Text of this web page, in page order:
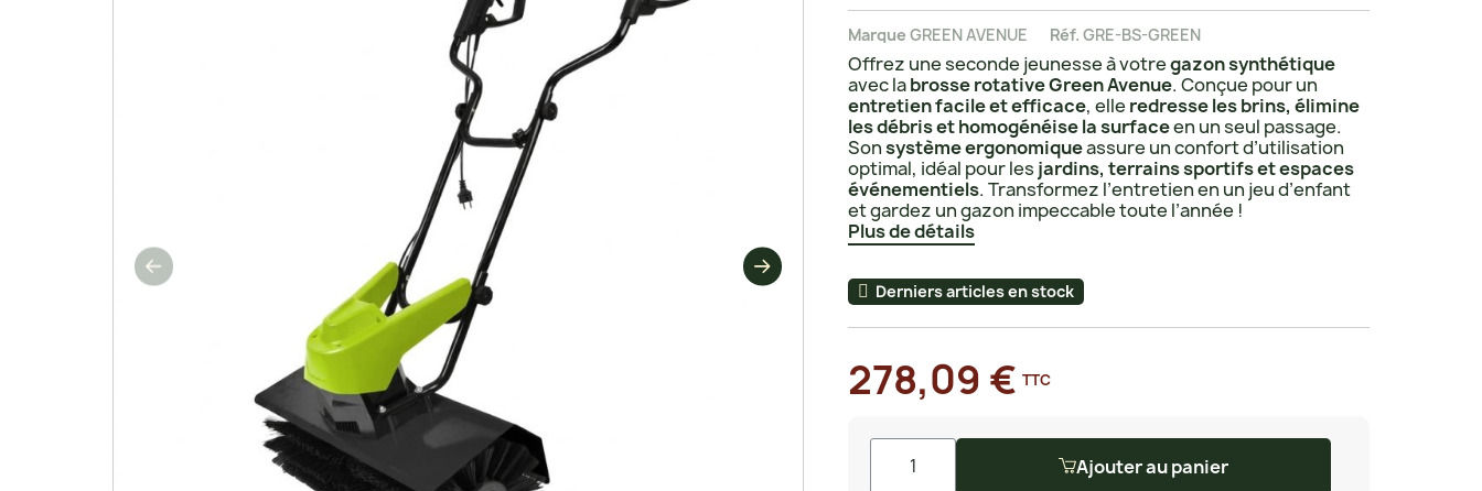
Marque GREEN AVENUE Réf. GRE-BS-GREEN
Offrez une seconde jeunesse à votregazon synthétique
avec labrosse rotative Green Avenue. Conçue pour un
entretien facile et efficace, elle redresse les brins, élimine
les débris et homogénéise la surfaceen un seul passage.
Sonsystème ergonomiqueassure un confort d’utilisation
optimal, idéal pour les jardins, terrains sportifs et espaces
événementiels. Transformez l’entretien en un jeu d’enfant
et gardez un gazon impeccable toute l’année !
Plus de détails
Derniers articles en stock
278,09 € TTC
Ajouter au panier